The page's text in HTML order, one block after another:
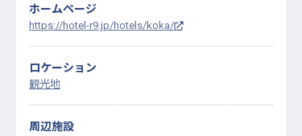
ホームページ
https://hotel-r9.jp/hotels/koka/
ロケーション
観光地
周辺施設